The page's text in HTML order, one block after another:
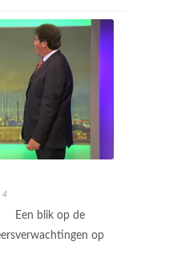
4
Een blik op de
op